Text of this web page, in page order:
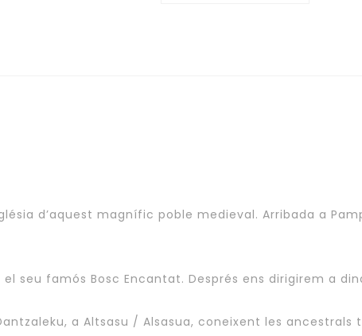
d’aquest magnífic poble medieval. Arribada a
seu famós Bosc Encantat. Després ens dirigirem a
a Altsasu / Alsasua, coneixent les